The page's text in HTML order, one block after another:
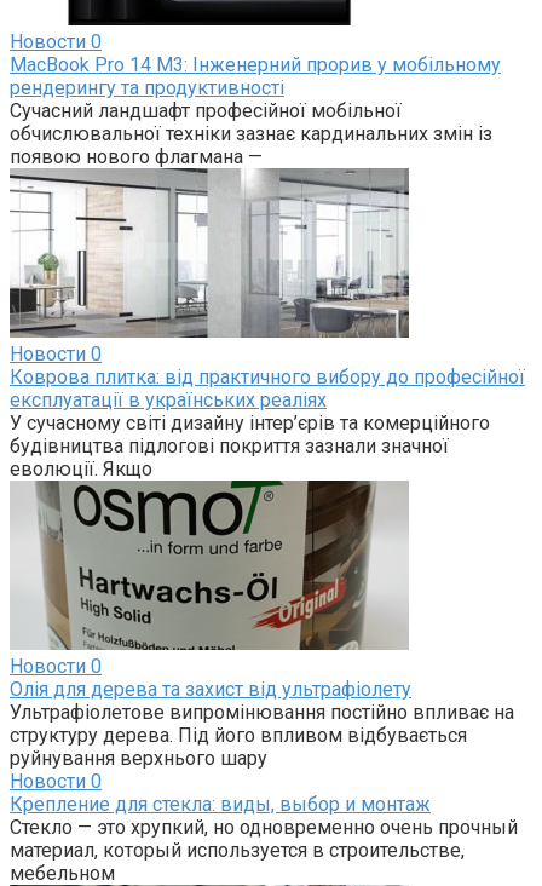
Новости 0
MacBook Pro 14 M3: Інженерний прорив у мобільному
рендерингу та продуктивності
Сучасний ландшафт професійної мобільної
обчислювальної техніки зазнає кардинальних змін із
появою нового флагмана —
Новости 0
Коврова плитка: від практичного вибору до професійної
експлуатації в українських реаліях
У сучасному світі дизайну інтер’єрів та комерційного
будівництва підлогові покриття зазнали значної
еволюції. Якщо
Новости 0
Олія для дерева та захист від ультрафіолету
Ультрафіолетове випромінювання постійно впливає на
структуру дерева. Під його впливом відбувається
руйнування верхнього шару
Новости 0
Крепление для стекла: виды, выбор и монтаж
Стекло — это хрупкий, но одновременно очень прочный
материал, который используется в строительстве,
мебельном